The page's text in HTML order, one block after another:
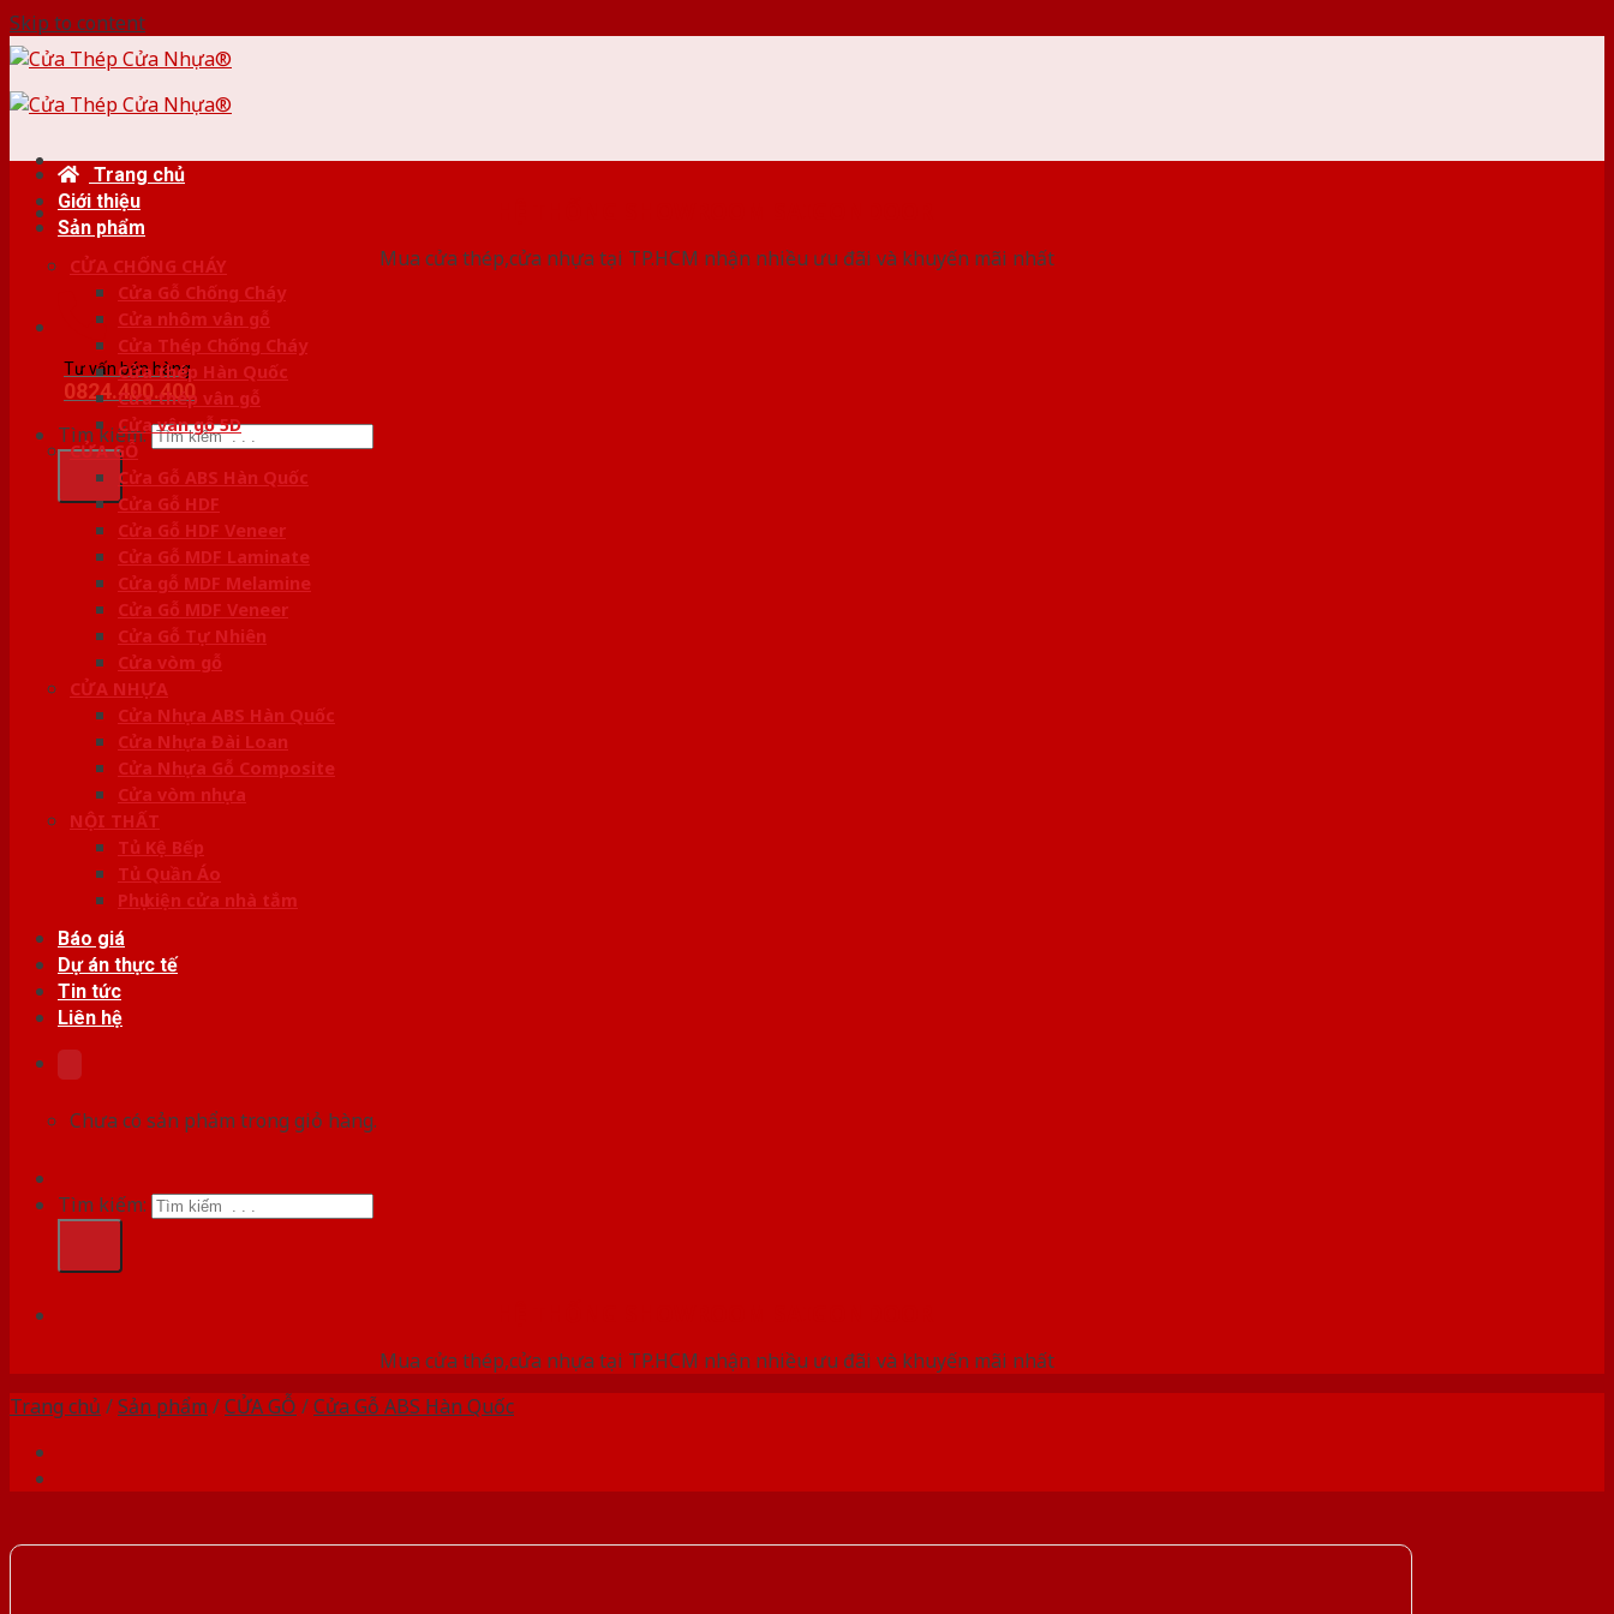
Skip to content
Mua cửa thép,cửa nhựa tại TP.HCM nhận nhiều ưu đãi và khuyến mãi nhất
Tư vấn bán hàng
0824.400.400
Tìm kiếm:
Trang chủ
Giới thiệu
Sản phẩm
CỬA CHỐNG CHÁY
Cửa Gỗ Chống Cháy
Cửa nhôm vân gỗ
Cửa Thép Chống Cháy
Cửa thép Hàn Quốc
Cửa thép vân gỗ
Cửa vân gỗ 5D
CỬA GỖ
Cửa Gỗ ABS Hàn Quốc
Cửa Gỗ HDF
Cửa Gỗ HDF Veneer
Cửa Gỗ MDF Laminate
Cửa gỗ MDF Melamine
Cửa Gỗ MDF Veneer
Cửa Gỗ Tự Nhiên
Cửa vòm gỗ
CỬA NHỰA
Cửa Nhựa ABS Hàn Quốc
Cửa Nhựa Đài Loan
Cửa Nhựa Gỗ Composite
Cửa vòm nhựa
NỘI THẤT
Tủ Kệ Bếp
Tủ Quần Áo
Phụ kiện cửa nhà tắm
Báo giá
Dự án thực tế
Tin tức
Liên hệ
Chưa có sản phẩm trong giỏ hàng.
Tìm kiếm:
Mua cửa thép,cửa nhựa tại TP.HCM nhận nhiều ưu đãi và khuyến mãi nhất
Trang chủ /Sản phẩm /CỬA GỖ /Cửa Gỗ ABS Hàn Quốc